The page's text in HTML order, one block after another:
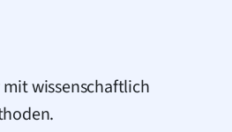
mit wissenschaftlich